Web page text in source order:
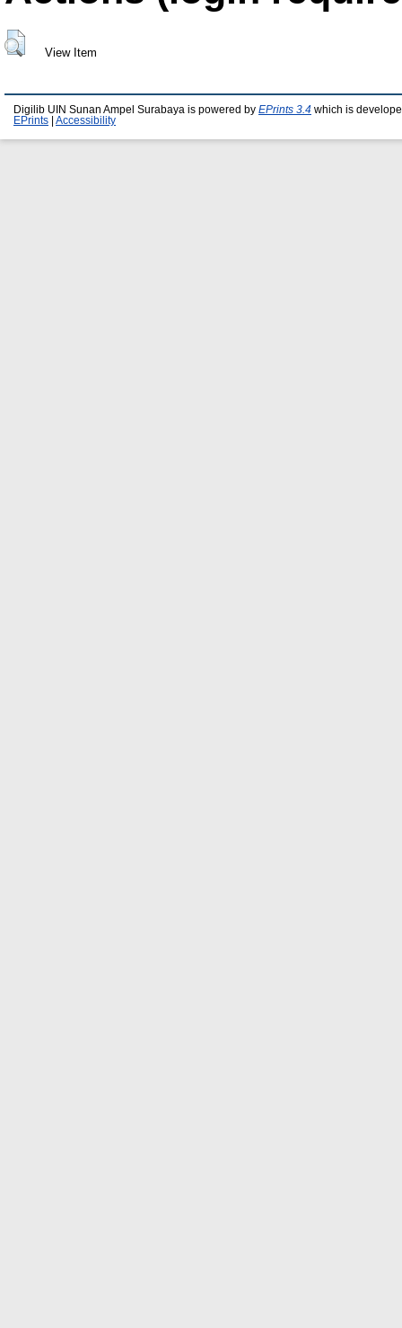
View Item
Digilib UIN Sunan Ampel Surabaya is powered by EPrints 3.4 which is
EPrints
Accessibility